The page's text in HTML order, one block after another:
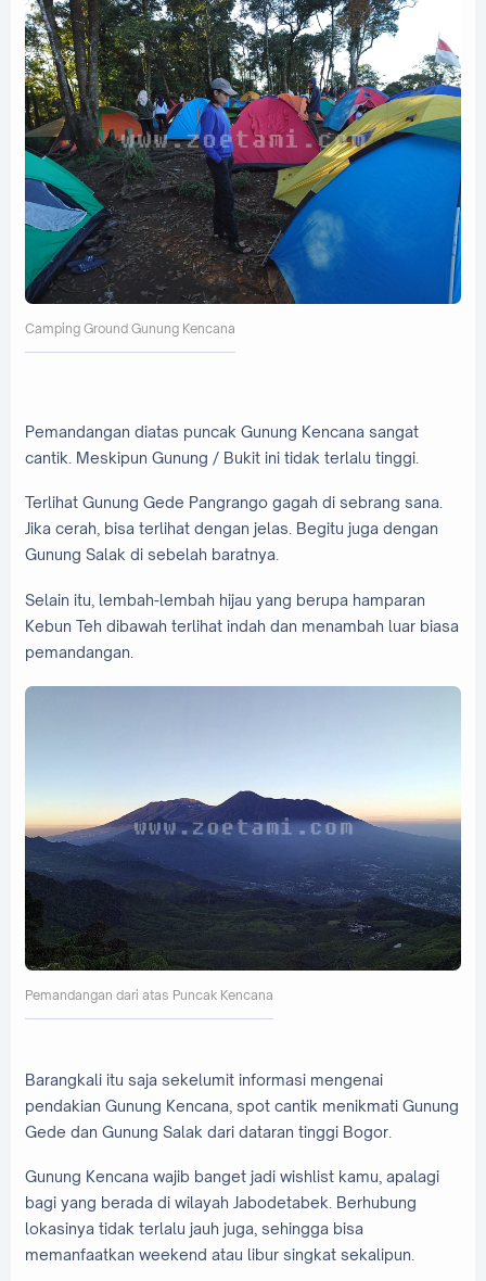
Camping Ground Gunung Kencana
Pemandangan diatas puncak Gunung Kencana sangat
cantik. Meskipun Gunung / Bukit ini tidak terlalu tinggi.
Terlihat Gunung Gede Pangrango gagah di sebrang sana.
Jika cerah, bisa terlihat dengan jelas. Begitu juga dengan
Gunung Salak di sebelah baratnya.
Selain itu, lembah-lembah hijau yang berupa hamparan
Kebun Teh dibawah terlihat indah dan menambah luar biasa
pemandangan.
Pemandangan dari atas Puncak Kencana
Barangkali itu saja sekelumit informasi mengenai
pendakian Gunung Kencana, spot cantik menikmati Gunung
Gede dan Gunung Salak dari dataran tinggi Bogor.
Gunung Kencana wajib banget jadi wishlist kamu, apalagi
bagi yang berada di wilayah Jabodetabek. Berhubung
lokasinya tidak terlalu jauh juga, sehingga bisa
memanfaatkan weekend atau libur singkat sekalipun.